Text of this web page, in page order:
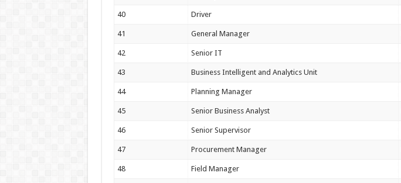
40 Driver
41 General Manager
42 Senior IT
43 Business Intelligent and Analytics Unit
44 Planning Manager
45 Senior Business Analyst
46 Senior Supervisor
47 Procurement Manager
48 Field Manager